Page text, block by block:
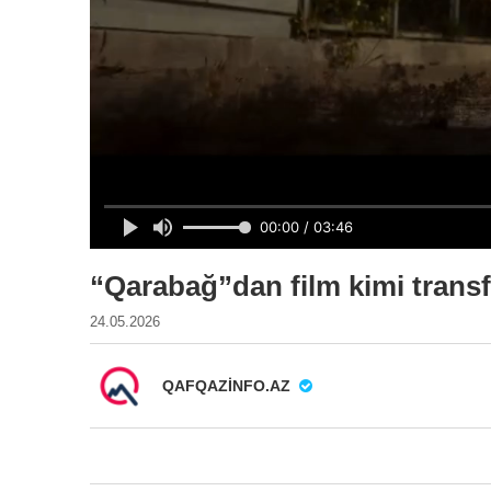
“Qarabağ”dan film kimi
24.05.2026
QAFQAZINFO.AZ